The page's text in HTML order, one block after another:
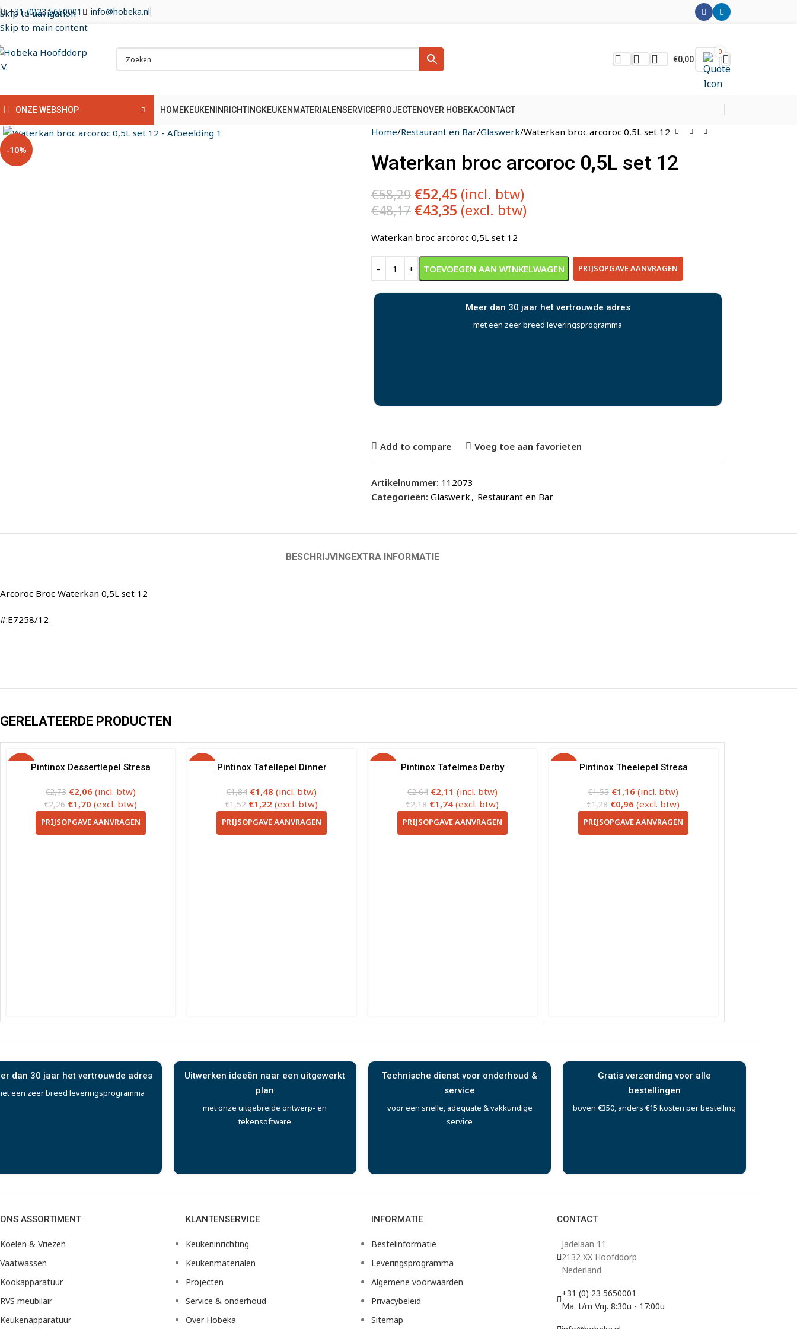
Skip to navigation
Skip to main content
+31-(0)23 5650001 info@hobeka.nl
€0,00
0
ONZE WEBSHOP HOMEKEUKENINRICHTINGKEUKENMATERIALENSERVICEPROJECTENOVER HOBEKACONTACT
-10%
Klik om te vergroten
Home Restaurant en Bar Glaswerk Waterkan broc arcoroc 0,5L set 12
Waterkan broc arcoroc 0,5L set 12
€58,29 €52,45 (incl. btw)
€48,17 €43,35 (excl. btw)
Waterkan broc arcoroc 0,5L set 12
TOEVOEGEN AAN WINKELWAGEN PRIJSOPGAVE AANVRAGEN
Alternative:
Meer dan 30 jaar het vertrouwde adres
met een zeer breed leveringsprogramma
Add to compare Voeg toe aan favorieten
Artikelnummer: 112073
Categorieën: Glaswerk, Restaurant en Bar
BESCHRIJVINGEXTRA INFORMATIE
Arcoroc Broc Waterkan 0,5L set 12
#:E7258/12
GERELATEERDE PRODUCTEN
-25%Pintinox Dessertlepel Stresa
€2,73 €2,06 (incl. btw)
€2,26 €1,70 (excl. btw)
PRIJSOPGAVE AANVRAGEN
Pintinox Tafellepel Dinner
€1,84 €1,48 (incl. btw)
€1,52 €1,22 (excl. btw)
PRIJSOPGAVE AANVRAGEN
Pintinox Tafelmes Derby
€2,64 €2,11 (incl. btw)
€2,18 €1,74 (excl. btw)
PRIJSOPGAVE AANVRAGEN
Pintinox Theelepel Stresa
€1,55 €1,16 (incl. btw)
€1,28 €0,96 (excl. btw)
PRIJSOPGAVE AANVRAGEN
dan 30 jaar het vertrouwde adres
een zeer breed leveringsprogramma
Uitwerken ideeën naar een uitgewerkt
plan
met onze uitgebreide ontwerp- en
tekensoftware
Technische dienst voor onderhoud &
service
voor een snelle, adequate & vakkundige
service
Gratis verzending voor alle
bestellingen
boven €350, anders €15 kosten per bestelling
ONS ASSORTIMENT
Koelen & Vriezen
Vaatwassen
Kookapparatuur
RVS meubilair
Keukenapparatuur
KLANTENSERVICE
Keukeninrichting
Keukenmaterialen
Projecten
Service & onderhoud
Over Hobeka
INFORMATIE
Bestelinformatie
Leveringsprogramma
Algemene voorwaarden
Privacybeleid
Sitemap
CONTACT
Jadelaan 11
2132 XX Hoofddorp
Nederland
+31 (0) 23 5650001
Ma. t/m Vrij. 8:30u - 17:00u